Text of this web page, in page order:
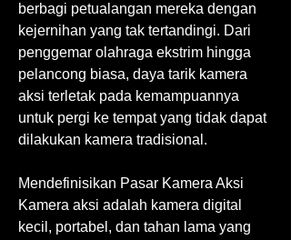
berbagi petualangan mereka dengan
kejernihan yang tak tertandingi. Dari
penggemar olahraga ekstrim hingga
pelancong biasa, daya tarik kamera
aksi terletak pada kemampuannya
untuk pergi ke tempat yang tidak dapat
dilakukan kamera tradisional.
Mendefinisikan Pasar Kamera Aksi
Kamera aksi adalah kamera digital
kecil, portabel, dan tahan lama yang